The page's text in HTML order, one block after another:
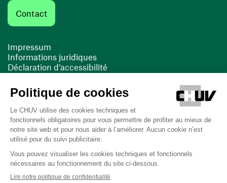
Contact
Impressum
Informations juridiques
Déclaration d’accessibilité
Cookies
(ouvre une nouvelle fenêtre)
(ouvre une nouvelle fenêtre)